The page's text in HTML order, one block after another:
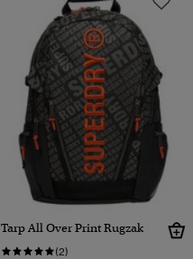
Tarp All Over Print Rugzak
(2)